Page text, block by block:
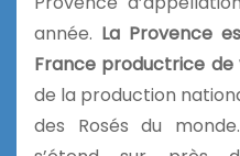
année. La Provence
France productrice de
de la production
des Rosés du